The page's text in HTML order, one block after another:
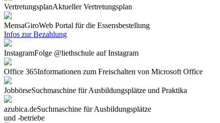
VertretungsplanAktueller Vertretungsplan
MensaGiroWeb Portal für die Essensbestellung
Infos zur Bezahlung
InstagramFolge @liethschule auf Instagram
Office 365Informationen zum Freischalten von Microsoft Office
JobbörseSuchmaschine für Ausbildungsplätze und Praktika
azubica.deSuchmaschine für Ausbildungsplätze
und -betriebe